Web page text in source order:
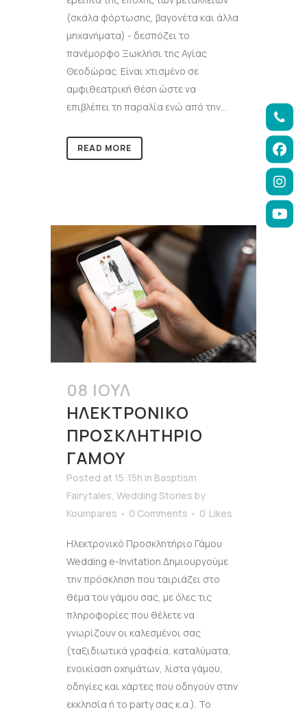
(σκάλα φόρτωσης, βαγονέτα και άλλα
μηχανήματα) - δεσπόζει το
πανέμορφο Ξωκλήσι της Αγίας
Θεοδώρας. Είναι χτισμένο σε
αμφιθεατρική θέση ώστε να
επιβλέπει τη παραλία ενώ από την...
READ MORE
08 ΙΟΎΛ
ΗΛΕΚΤΡΟΝΙΚΌ
ΠΡΟΣΚΛΗΤΉΡΙΟ
ΓΆΜΟΥ
Posted at 15:15h in Basptism
Fairytales Wedding Stories by
Koumpares
0 Comments 0 Likes
Ηλεκτρονικό Προσκλητήριο Γάμου
Wedding e-Invitation Δημιουργούμε
την πρόσκληση που ταιριάζει στο
θέμα του γάμου σας, με όλες τις
πληροφορίες που θέλετε να
γνωρίζουν οι καλεσμένοι σας
(ταξιδιωτικά γραφεία, καταλύματα,
ενοικίαση οχημάτων, λίστα γάμου,
οδηγίες και χάρτες που οδηγούν στην
εκκλησία ή το party σας κ.α.). Το